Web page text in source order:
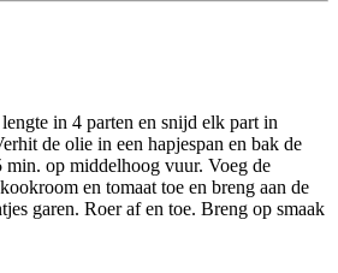
in 4 parten en snijd elk part in
de olie in een hapjespan en bak de
min. op middelhoog vuur. Voeg de
en tomaat toe en breng aan de
garen. Roer af en toe. Breng op smaak